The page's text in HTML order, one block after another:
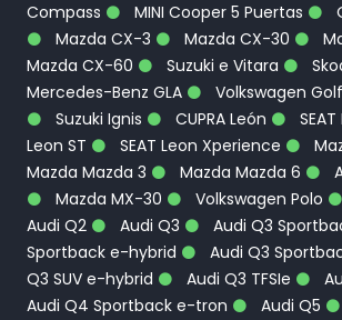
Compass
MINI Cooper 5 Puertas
Mazda CX-3
Mazda CX-30
Mazda CX-60
Suzuki e Vitara
Mercedes-Benz GLA
Volkswagen Golf
Suzuki Ignis
CUPRA León
Leon ST
SEAT Leon Xperience
Mazda Mazda 3
Mazda Mazda 6
Mazda MX-30
Volkswagen Polo
Audi Q2
Audi Q3 Audi Q3
Sportback e-hybrid
Audi Q3
Q3 SUV e-hybrid
Audi Q3 TFSIe
Audi Q4 Sportback e-tron
Audi Q5